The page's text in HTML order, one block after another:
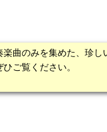
曲のみを集めた、珍
ご覧ください。